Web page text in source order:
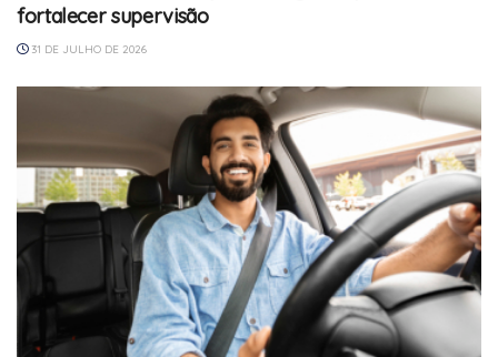
fortalecer supervisão
31 DE JULHO DE 2026